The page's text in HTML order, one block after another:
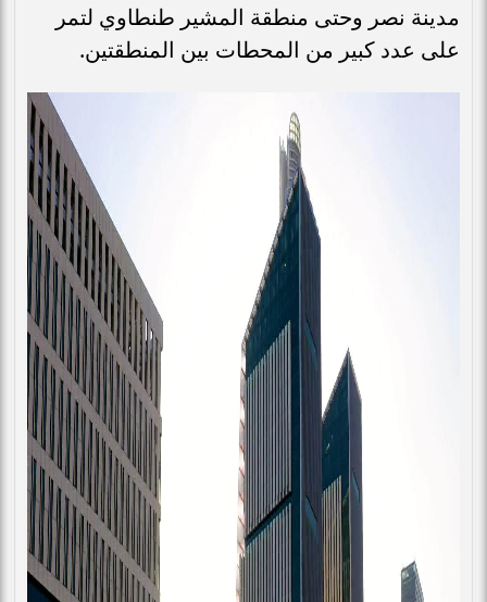
مدينة نصر وحتى منطقة المشير طنطاوي لتمر
على عدد كبير من المحطات بين المنطقتين.